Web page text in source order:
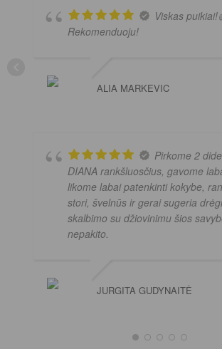
Viskas
Rekomenduoju!
ALIA MARKEVIC
Pirkome 2
DIANA rankšluosčius, gavome
likome labai patenkinti kokybe,
stori, švelnūs ir gerai sugeria
skalbimo su džiovinimu šios
nepakito.
JURGITA GUDYNAITĖ